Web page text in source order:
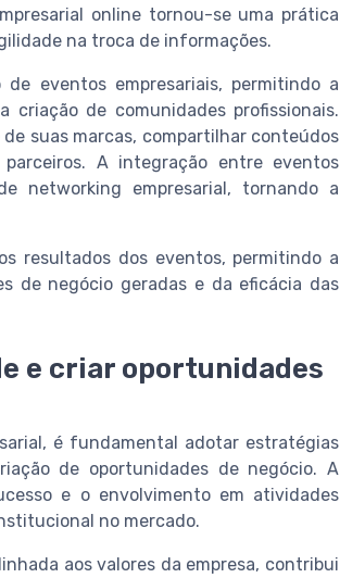
online tornou-se uma prática
na troca de informações.
eventos empresariais, permitindo a
de comunidades profissionais.
suas marcas, compartilhar conteúdos
A integração entre eventos
networking empresarial, tornando a
resultados dos eventos, permitindo a
de negócio geradas e da eficácia das
e criar oportunidades
é fundamental adotar estratégias
de oportunidades de negócio. A
e o envolvimento em atividades
no mercado.
aos valores da empresa, contribui